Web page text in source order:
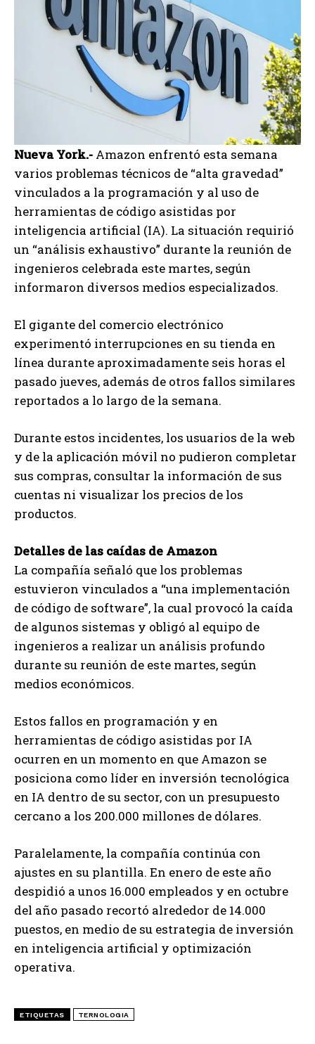
Nueva York.- Amazon enfrentó esta semana
varios problemas técnicos de “alta gravedad”
vinculados a la programación y al uso de
herramientas de código asistidas por
inteligencia artificial (IA). La situación requirió
un “análisis exhaustivo” durante la reunión de
ingenieros celebrada este martes, según
informaron diversos medios especializados.
El gigante del comercio electrónico
experimentó interrupciones en su tienda en
línea durante aproximadamente seis horas el
pasado jueves, además de otros fallos similares
reportados a lo largo de la semana.
Durante estos incidentes, los usuarios de la web
y de la aplicación móvil no pudieron completar
sus compras, consultar la información de sus
cuentas ni visualizar los precios de los
productos.
Detalles de las caídas de Amazon
La compañía señaló que los problemas
estuvieron vinculados a “una implementación
de código de software”, la cual provocó la caída
de algunos sistemas y obligó al equipo de
ingenieros a realizar un análisis profundo
durante su reunión de este martes, según
medios económicos.
Estos fallos en programación y en
herramientas de código asistidas por IA
ocurren en un momento en que Amazon se
posiciona como líder en inversión tecnológica
en IA dentro de su sector, con un presupuesto
cercano a los 200.000 millones de dólares.
Paralelamente, la compañía continúa con
ajustes en su plantilla. En enero de este año
despidió a unos 16.000 empleados y en octubre
del año pasado recortó alrededor de 14.000
puestos, en medio de su estrategia de inversión
en inteligencia artificial y optimización
operativa.
ETIQUETAS TERNOLOGIA